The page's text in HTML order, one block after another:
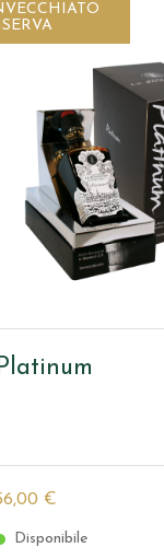
€
Disponibile